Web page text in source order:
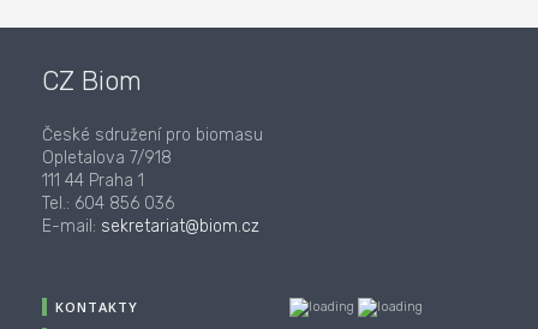
CZ Biom
České sdružení pro biomasu
Opletalova 7/918
111 44 Praha 1
Tel.: 604 856 036
E-mail: sekretariat@biom.cz
KONTAKTY